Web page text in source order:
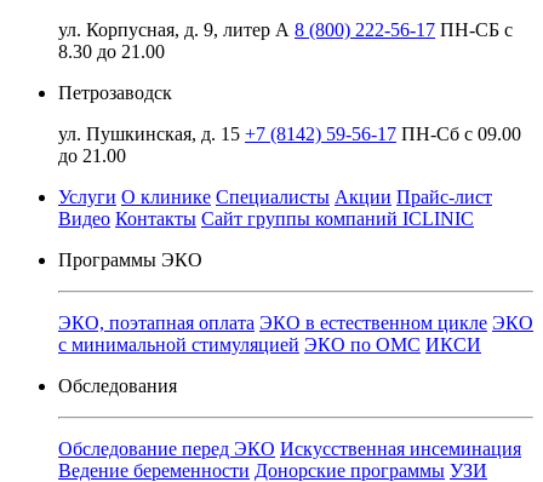
ул. Корпусная, д. 9, литер А 8 (800) 222-56-17 ПН-СБ с
8.30 до 21.00
Петрозаводск
ул. Пушкинская, д. 15 +7 (8142) 59-56-17 ПН-Сб с 09.00
до 21.00
Услуги О клинике Специалисты Акции Прайс-лист
Видео Контакты Сайт группы компаний ICLINIC
Программы ЭКО
ЭКО, поэтапная оплата ЭКО в естественном цикле ЭКО
с минимальной стимуляцией ЭКО по ОМС ИКСИ
Обследования
Обследование перед ЭКО Искусственная инсеминация
Ведение беременности Донорские программы УЗИ